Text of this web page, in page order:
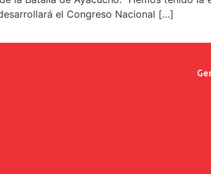
el Congreso Nacional […]